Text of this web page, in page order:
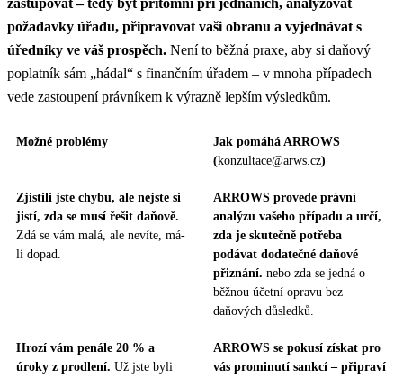
zastupovat – tedy být přítomni při jednáních, analyzovat
požadavky úřadu, připravovat vaši obranu a vyjednávat s
úředníky ve váš prospěch. Není to běžná praxe, aby si daňový
poplatník sám „hádal“ s finančním úřadem – v mnoha případech
vede zastoupení právníkem k výrazně lepším výsledkům.
Možné problémy
Jak pomáhá ARROWS
(konzultace@arws.cz)
Zjistili jste chybu, ale nejste si
jistí, zda se musí řešit daňově.
Zdá se vám malá, ale nevíte, má-
li dopad.
ARROWS provede právní
analýzu vašeho případu a určí,
zda je skutečně potřeba
podávat dodatečné daňové
přiznání. nebo zda se jedná o
běžnou účetní opravu bez
daňových důsledků.
Hrozí vám penále 20 % a
úroky z prodlení. Už jste byli
ARROWS se pokusí získat pro
vás prominutí sankcí – připraví